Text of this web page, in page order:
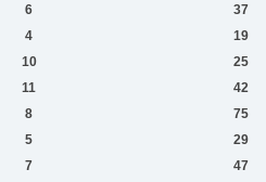
6 37
4 19
10 25
11 42
8 75
5 29
7 47